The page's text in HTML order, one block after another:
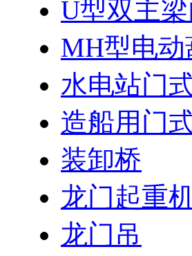
U型双主
MH型电
水电站门
造船用门
装卸桥
龙门起重
龙门吊